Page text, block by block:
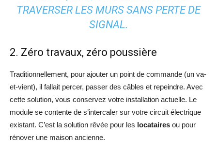
TRAVERSER LES MURS SANS PERTE DE
SIGNAL.
2. Zéro travaux, zéro poussière
Traditionnellement, pour ajouter un point de commande (un va-
et-vient), il fallait percer, passer des câbles et repeindre. Avec
cette solution, vous conservez votre installation actuelle. Le
module se contente de s’intercaler sur votre circuit électrique
existant. C’est la solution rêvée pour les locataires ou pour
rénover une maison ancienne.